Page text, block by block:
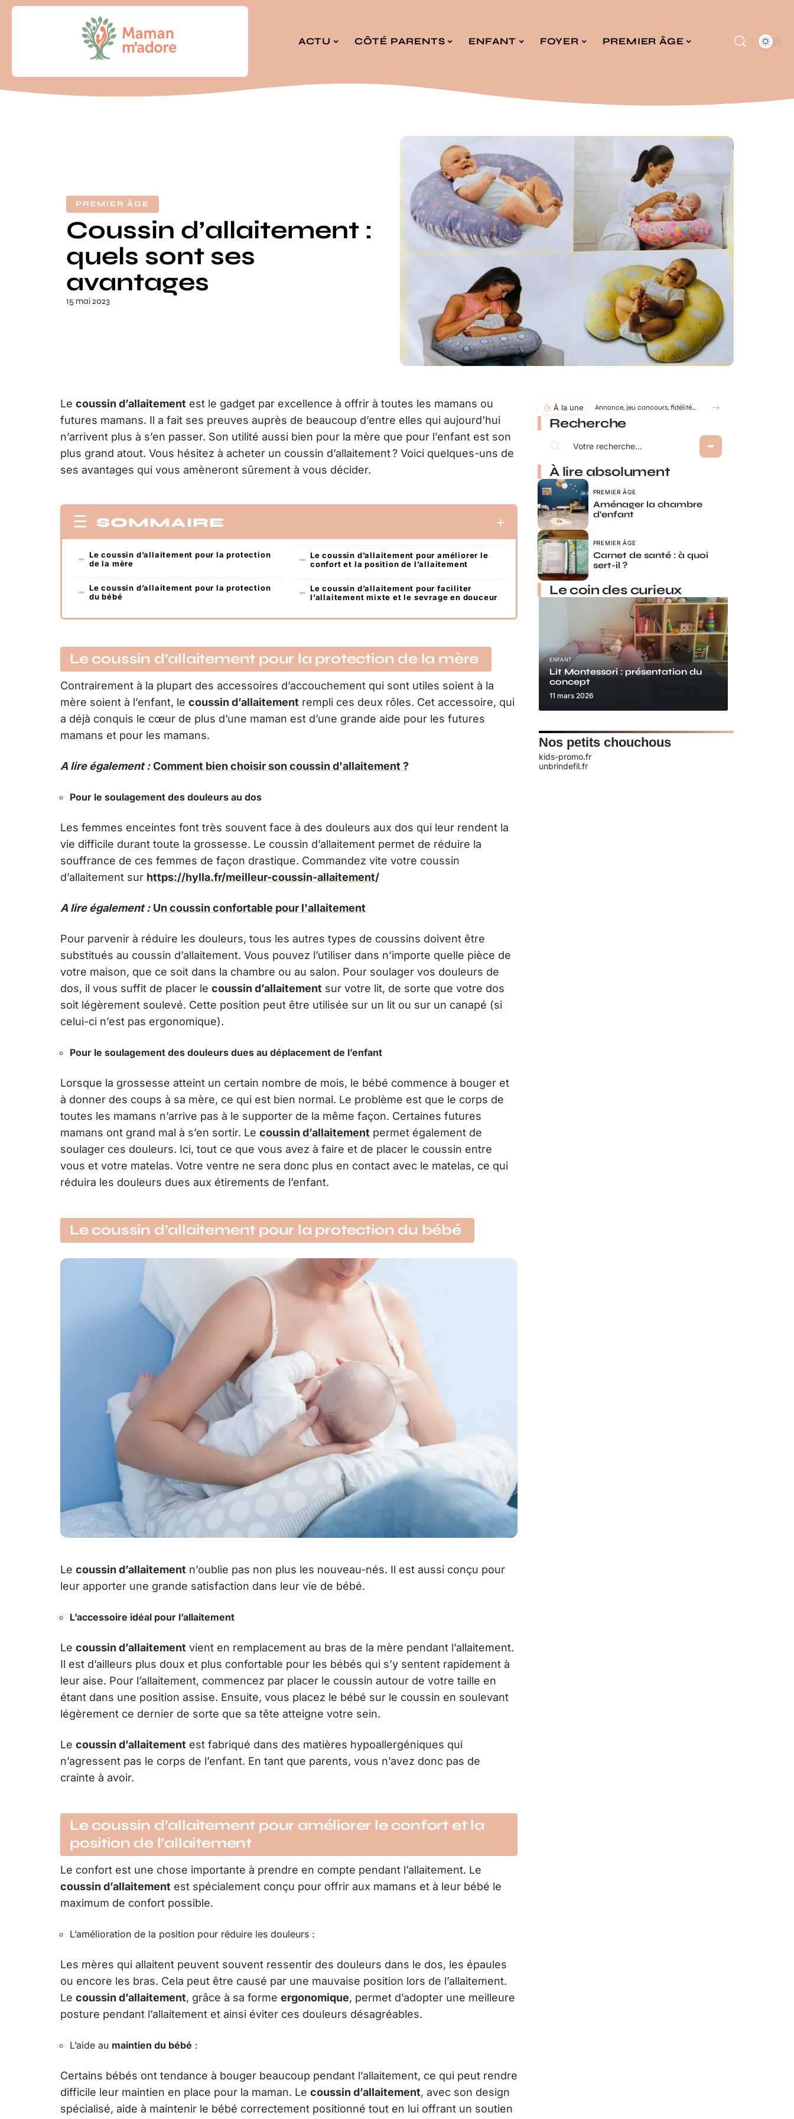
ACTU CÔTÉ PARENTS ENFANT FOYER PREMIER ÂGE
PREMIER ÂGE
Coussin d’allaitement :
quels sont ses
avantages
15 mai 2023
Le coussin d’allaitement est le gadget par excellence à offrir à toutes les mamans ou
futures mamans. Il a fait ses preuves auprès de beaucoup d’entre elles qui aujourd’hui
n’arrivent plus à s’en passer. Son utilité aussi bien pour la mère que pour l’enfant est son
plus grand atout. Vous hésitez à acheter un coussin d’allaitement ? Voici quelques-uns de
ses avantages qui vous amèneront sûrement à vous décider.
SOMMAIRE
Le coussin d’allaitement pour la protection
de la mère
Le coussin d’allaitement pour la protection
du bébé
Le coussin d’allaitement pour améliorer le
confort et la position de l’allaitement
Le coussin d’allaitement pour faciliter
l’allaitement mixte et le sevrage en douceur
Le coussin d’allaitement pour la protection de la mère
Contrairement à la plupart des accessoires d’accouchement qui sont utiles soient à la
mère soient à l’enfant, le coussin d’allaitement rempli ces deux rôles. Cet accessoire, qui
a déjà conquis le cœur de plus d’une maman est d’une grande aide pour les futures
mamans et pour les mamans.
A lire également : Comment bien choisir son coussin d'allaitement ?
Pour le soulagement des douleurs au dos
Les femmes enceintes font très souvent face à des douleurs aux dos qui leur rendent la
vie difficile durant toute la grossesse. Le coussin d’allaitement permet de réduire la
souffrance de ces femmes de façon drastique. Commandez vite votre coussin
d’allaitement sur https://hylla.fr/meilleur-coussin-allaitement/
A lire également : Un coussin confortable pour l'allaitement
Pour parvenir à réduire les douleurs, tous les autres types de coussins doivent être
substitués au coussin d’allaitement. Vous pouvez l’utiliser dans n’importe quelle pièce de
votre maison, que ce soit dans la chambre ou au salon. Pour soulager vos douleurs de
dos, il vous suffit de placer le coussin d’allaitement sur votre lit, de sorte que votre dos
soit légèrement soulevé. Cette position peut être utilisée sur un lit ou sur un canapé (si
celui-ci n’est pas ergonomique).
Pour le soulagement des douleurs dues au déplacement de l’enfant
Lorsque la grossesse atteint un certain nombre de mois, le bébé commence à bouger et
à donner des coups à sa mère, ce qui est bien normal. Le problème est que le corps de
toutes les mamans n’arrive pas à le supporter de la même façon. Certaines futures
mamans ont grand mal à s’en sortir. Le coussin d’allaitement permet également de
soulager ces douleurs. Ici, tout ce que vous avez à faire et de placer le coussin entre
vous et votre matelas. Votre ventre ne sera donc plus en contact avec le matelas, ce qui
réduira les douleurs dues aux étirements de l’enfant.
Le coussin d’allaitement pour la protection du bébé
Le coussin d’allaitement n’oublie pas non plus les nouveau-nés. Il est aussi conçu pour
leur apporter une grande satisfaction dans leur vie de bébé.
L’accessoire idéal pour l’allaitement
Le coussin d’allaitement vient en remplacement au bras de la mère pendant l’allaitement.
Il est d’ailleurs plus doux et plus confortable pour les bébés qui s’y sentent rapidement à
leur aise. Pour l’allaitement, commencez par placer le coussin autour de votre taille en
étant dans une position assise. Ensuite, vous placez le bébé sur le coussin en soulevant
légèrement ce dernier de sorte que sa tête atteigne votre sein.
Le coussin d’allaitement est fabriqué dans des matières hypoallergéniques qui
n’agressent pas le corps de l’enfant. En tant que parents, vous n’avez donc pas de
crainte à avoir.
Le coussin d’allaitement pour améliorer le confort et la
position de l’allaitement
Le confort est une chose importante à prendre en compte pendant l’allaitement. Le
coussin d’allaitement est spécialement conçu pour offrir aux mamans et à leur bébé le
maximum de confort possible.
L’amélioration de la position pour réduire les douleurs :
Les mères qui allaitent peuvent souvent ressentir des douleurs dans le dos, les épaules
ou encore les bras. Cela peut être causé par une mauvaise position lors de l’allaitement.
Le coussin d’allaitement, grâce à sa forme ergonomique, permet d’adopter une meilleure
posture pendant l’allaitement et ainsi éviter ces douleurs désagréables.
L’aide au maintien du bébé :
Certains bébés ont tendance à bouger beaucoup pendant l’allaitement, ce qui peut rendre
difficile leur maintien en place pour la maman. Le coussin d’allaitement, avec son design
spécialisé, aide à maintenir le bébé correctement positionné tout en lui offrant un soutien
À la une Annonce, jeu concours, fidélité… comment utiliser le jeu à gratter personnalisé ?
Recherche
À lire absolument
PREMIER ÂGE
Aménager la chambre
d’enfant
PREMIER ÂGE
Carnet de santé : à quoi
sert-il ?
Le coin des curieux
ENFANT
Lit Montessori : présentation du
concept
11 mars 2026
Nos petits chouchous
kids-promo.fr
unbrindefil.fr